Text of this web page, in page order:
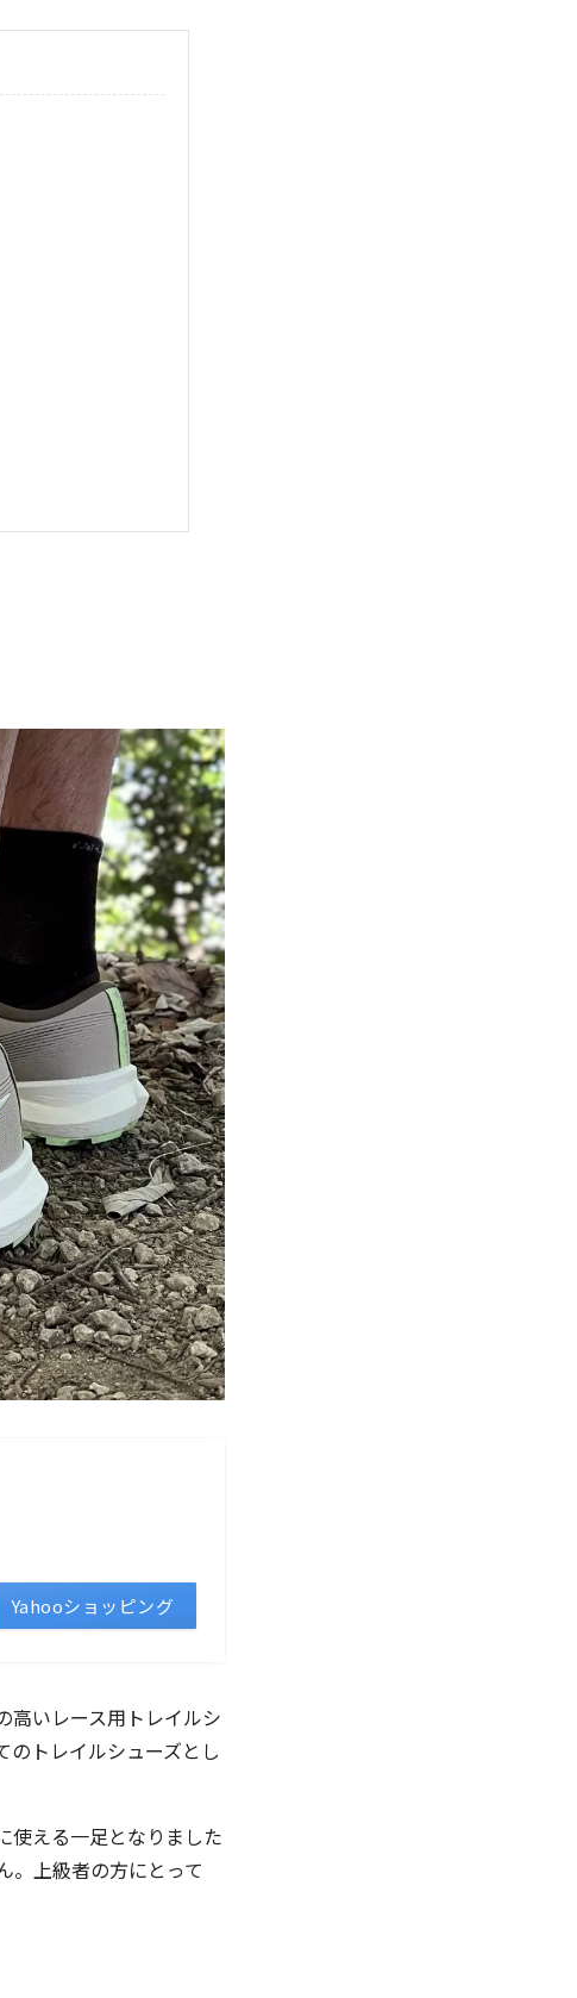
Yahooショッピング
高いレース用トレイルシ
のトレイルシューズとし
使える一足となりました
。上級者の方にとって